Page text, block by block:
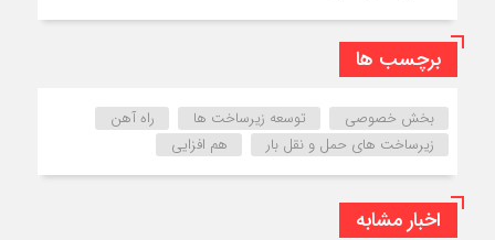
برچسب ها
بخش خصوصی توسعه زیرساخت‌ ها
راه آهن
زیرساخت‌ های حمل‌ و نقل بار
هم‌ افزایی
اخبار مشابه